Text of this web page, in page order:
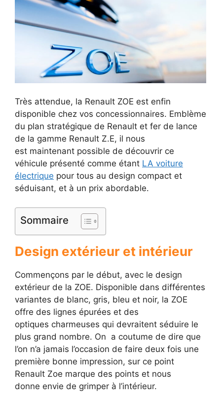
Très attendue, la Renault ZOE est enfin
disponible chez vos concessionnaires. Emblème
du plan stratégique de Renault et fer de lance
de la gamme Renault Z.E, il nous
est maintenant possible de découvrir ce
véhicule présenté comme étant LA voiture
électrique pour tous au design compact et
séduisant, et à un prix abordable.
Sommaire
Design extérieur et intérieur
Commençons par le début, avec le design
extérieur de la ZOE. Disponible dans différentes
variantes de blanc, gris, bleu et noir, la ZOE
offre des lignes épurées et des
optiques charmeuses qui devraitent séduire le
plus grand nombre. On a coutume de dire que
l’on n’a jamais l’occasion de faire deux fois une
première bonne impression, sur ce point
Renault Zoe marque des points et nous
donne envie de grimper à l’intérieur.